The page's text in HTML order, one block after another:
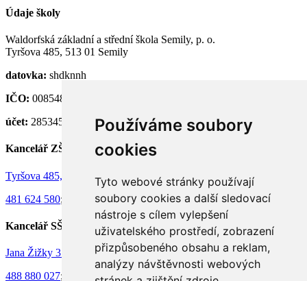
Používáme soubory
cookies
Tyto webové stránky používají
soubory cookies a další sledovací
nástroje s cílem vylepšení
uživatelského prostředí, zobrazení
přizpůsobeného obsahu a reklam,
analýzy návštěvnosti webových
Údaje školy
Waldorfská základní a střední škola Semily, p. o.
Tyršova 485, 513 01 Semily
datovka: shdknnh
IČO: 00854824
účet: 28534581/0100
Kancelář ZŠ
Tyršova 485, 513 01 Semily
481 624 580; 736 130 073
Kancelář SŠ
Jana Žižky 375, 513 01 Semily
488 880 027; 732 736 862